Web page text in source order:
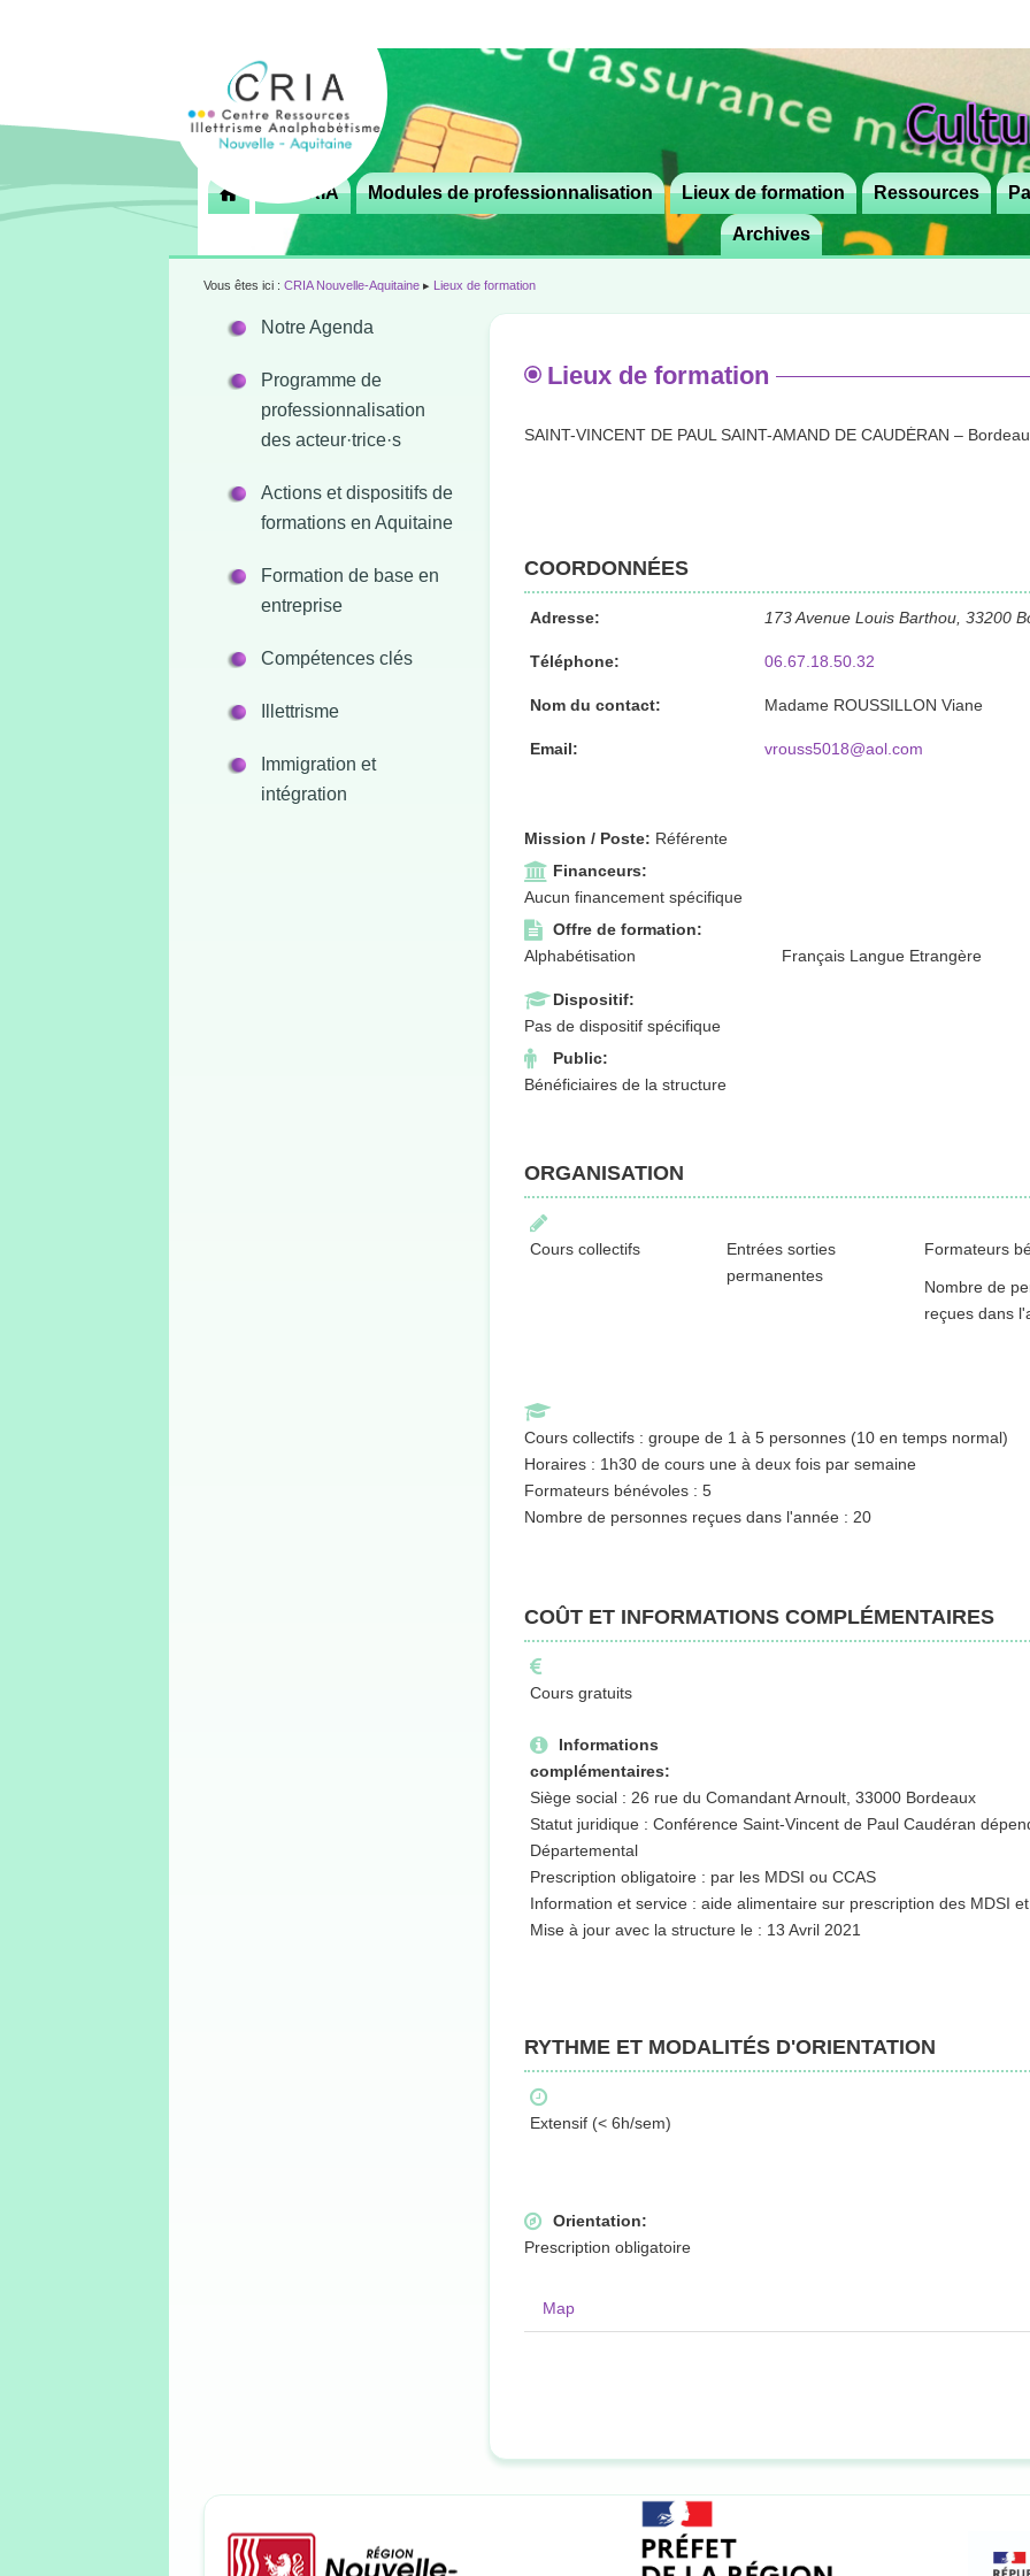
principal
Aller
contenu
 Le CRIA Modules de professionnalisation Lieux de formation Ressources
Archives
Vous êtes ici : CRIA Nouvelle-Aquitaine ▸ Lieux de formation
Notre Agenda
Programme de
professionnalisation
des acteur·trice·s
Actions et dispositifs de
formations en Aquitaine
Formation de base en
entreprise
Compétences clés
Illettrisme
Immigration et
intégration
Lieux de formation
SAINT-VINCENT DE PAUL SAINT-AMAND DE CAUDÉRAN –
COORDONNÉES
Adresse: 173 Avenue Louis Barthou, 33200
Téléphone: 06.67.18.50.32
Nom du contact: Madame ROUSSILLON Viane
Email: vrouss5018@aol.com
Mission / Poste: Référente
Financeurs:
Aucun financement spécifique
Offre de formation:
Alphabétisation
Français Langue Etrangère
Dispositif:
Pas de dispositif spécifique
Public:
Bénéficiaires de la structure
ORGANISATION
Cours collectifs
Entrées sorties
permanentes
Formateurs
Nombre de
reçues dans
Cours collectifs : groupe de 1 à 5 personnes (10 en temps normal)
Horaires : 1h30 de cours une à deux fois par semaine
Formateurs bénévoles : 5
Nombre de personnes reçues dans l'année : 20
COÛT ET INFORMATIONS COMPLÉMENTAIRES
Cours gratuits
Informations
complémentaires:
Siège social : 26 rue du Comandant Arnoult, 33000 Bordeaux
Statut juridique : Conférence Saint-Vincent de Paul Caudéran
Départemental
Prescription obligatoire : par les MDSI ou CCAS
Information et service : aide alimentaire sur prescription des MDSI
Mise à jour avec la structure le : 13 Avril 2021
RYTHME ET MODALITÉS D'ORIENTATION
Extensif (< 6h/sem)
Orientation:
Prescription obligatoire
Map